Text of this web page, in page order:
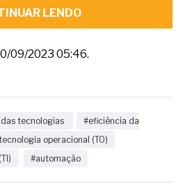
LENDO
09/2023 05:46.
tecnologias
#eficiência da
operacional (TO)
#automação